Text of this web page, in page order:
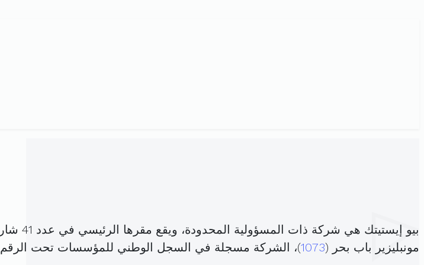
مونبليزير باب بحر (1073)، الشركة مسجلة في السجل الوطني للمؤسسات تحت الرقم